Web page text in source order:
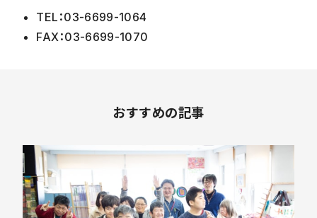
TEL：03-6699-1064
FAX：03-6699-1070
おすすめの記事